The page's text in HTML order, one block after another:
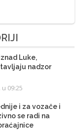
Luke,
nadzor
u 09:25
i za vozače i
se radi na